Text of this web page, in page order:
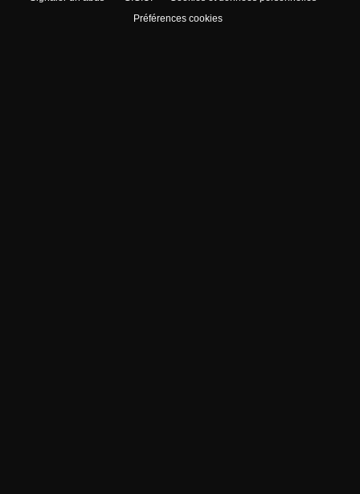
Préférences cookies